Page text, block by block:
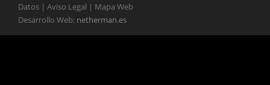
Datos | Aviso Legal | Mapa Web
Desarrollo Web: netherman.es